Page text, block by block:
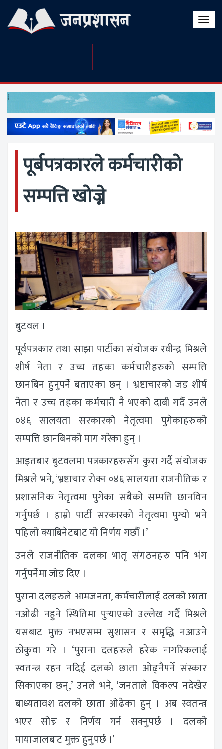
Toggle
पूर्बपत्रकारले कर्मचारीको
सम्पत्ति खोज्ने
बुटवल ।
पूर्वपत्रकार तथा साझा पार्टीका संयोजक रवीन्द्र मिश्रले
शीर्ष नेता र उच्च तहका कर्मचारीहरुको सम्पत्ति
छानबिन हुनुपर्ने बताएका छन् । भ्रष्टाचारको जड शीर्ष
नेता र उच्च तहका कर्मचारी नै भएको दाबी गर्दै उनले
०४६ सालयता सरकारको नेतृत्वमा पुगेकाहरुको
सम्पत्ति छानबिनको माग गरेका हुन् ।
आइतबार बुटवलमा पत्रकारहरुसँग कुरा गर्दै संयोजक
मिश्रले भने, ‘भ्रष्टाचार रोक्न ०४६ सालयता राजनीतिक र
प्रशासनिक नेतृत्वमा पुगेका सबैको सम्पत्ति छानविन
गर्नुपर्छ । हाम्रो पार्टी सरकारको नेतृत्वमा पुग्यो भने
पहिलो क्याबिनेटबाट यो निर्णय गर्छौं ।’
उनले राजनीतिक दलका भातृ संगठनहरु पनि भंग
गर्नुपर्नेमा जोड दिए ।
पुराना दलहरुले आमजनता, कर्मचारीलाई दलको छाता
नओढी नहुने स्थितिमा पुर्‍याएको उल्लेख गर्दै मिश्रले
यसबाट मुक्त नभएसम्म सुशासन र समृद्धि नआउने
ठोकुवा गरे । ‘पुराना दलहरुले हरेक नागरिकलाई
स्वतन्त्र रहन नदिई दलको छाता ओढ्नैपर्ने संस्कार
सिकाएका छन्,’ उनले भने, ‘जनताले विकल्प नदेखेर
बाध्यतावश दलको छाता ओढेका हुन् । अब स्वतन्त्र
भएर सोच्न र निर्णय गर्न सक्नुपर्छ । दलको
मायाजालबाट मुक्त हुनुपर्छ ।’